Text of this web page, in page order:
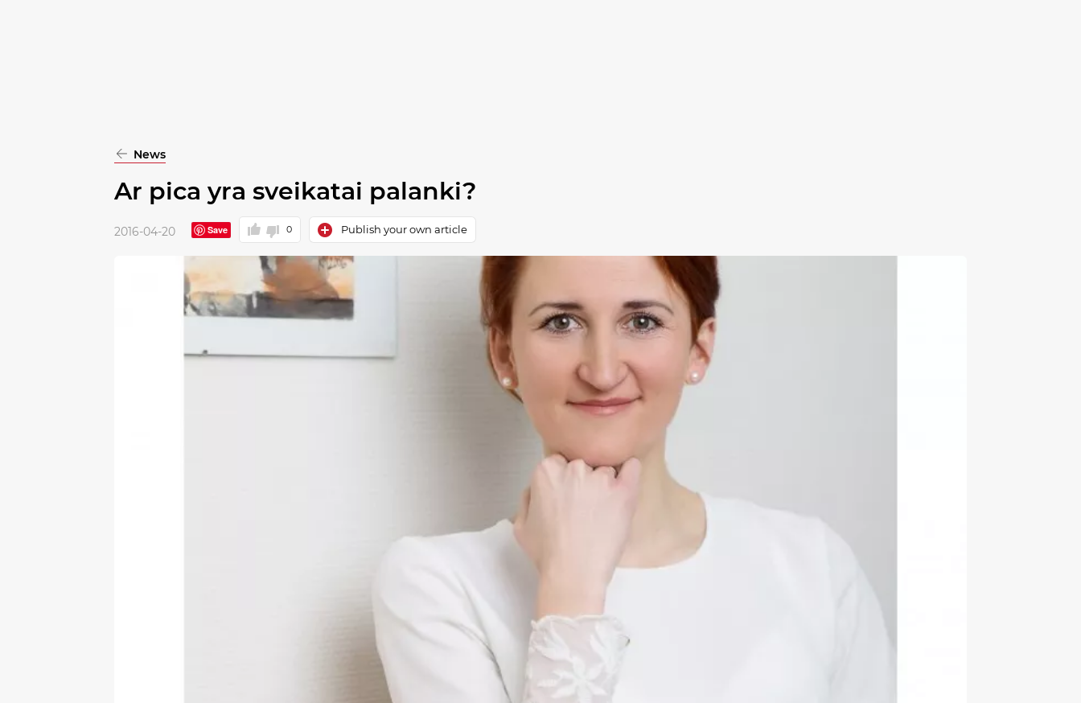
News
Ar pica yra sveikatai palanki?
2016-04-20 Save 0 Publish your own article